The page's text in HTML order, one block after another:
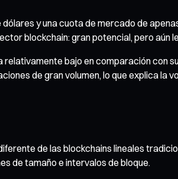
y una cuota de mercado de
blockchain: gran potencial, pero aún
bajo en comparación con
de gran volumen, lo que explica la
de las blockchains lineales
de tamaño e intervalos de bloque.